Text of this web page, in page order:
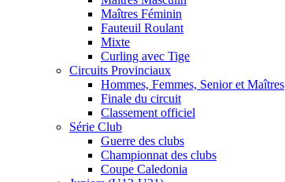
Maîtres Féminin
Fauteuil Roulant
Mixte
Curling avec Tige
Circuits Provinciaux
Hommes, Femmes, Senior et Maîtres
Finale du circuit
Classement officiel
Série Club
Guerre des clubs
Championnat des clubs
Coupe Caledonia